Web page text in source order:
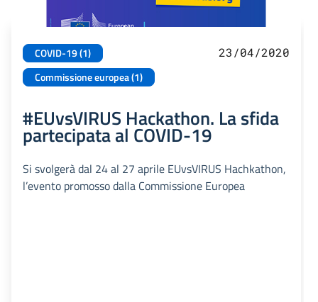
COVID-19 (1)
Commissione europea (1)
23/04/2020
#EUvsVIRUS Hackathon. La sfida
partecipata al COVID-19
Si svolgerà dal 24 al 27 aprile EUvsVIRUS Hachkathon,
l’evento promosso dalla Commissione Europea